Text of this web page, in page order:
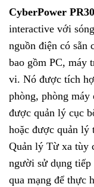
CyberPower
interactive với
nguồn điện có sẵn
bao gồm PC, máy
vi. Nó được tích
phòng, phòng
được quản lý cục
hoặc được quản lý
Quản lý Từ xa tùy
người sử dụng
qua mạng để thực